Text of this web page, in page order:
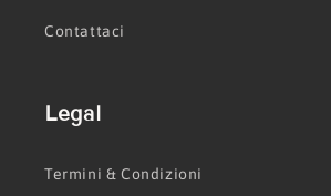
Contattaci
Legal
Termini & Condizioni